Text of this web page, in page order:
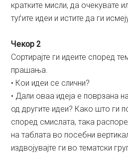
кратките мисли, да очекувате
туѓите идеи и истите да ги
Чекор 2
Сортирајте ги идеите според
прашања.
• Кои идеи се слични?
• Дали оваа идеја е поврзана
од другите идеи? Како што ги
според смислата, така
на таблата во посебни
издвојувајте ги во тематски